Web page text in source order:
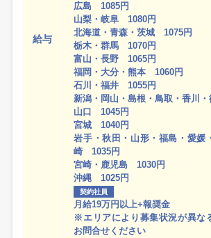
給与
広島 1085円
山梨・岐阜 1080円
北海道・青森・茨城 1075円
栃木・群馬 1070円
富山・長野 1065円
福岡・大分・熊本 1060円
石川・福井 1055円
新潟・岡山・島根・鳥取・香川
山口 1045円
宮城 1040円
岩手・秋田・山形・福島・愛媛
崎 1035円
宮崎・鹿児島 1030円
沖縄 1025円
契約社員
月給19万円以上+報奨金
※エリアにより募集状況が異な
お問合せください